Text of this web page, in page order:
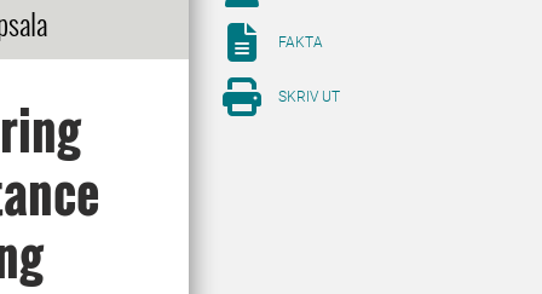
FAKTA
SKRIV UT